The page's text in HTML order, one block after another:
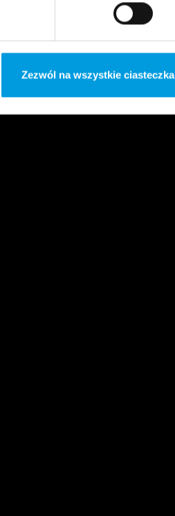
Zezwól na wszystkie ciasteczka